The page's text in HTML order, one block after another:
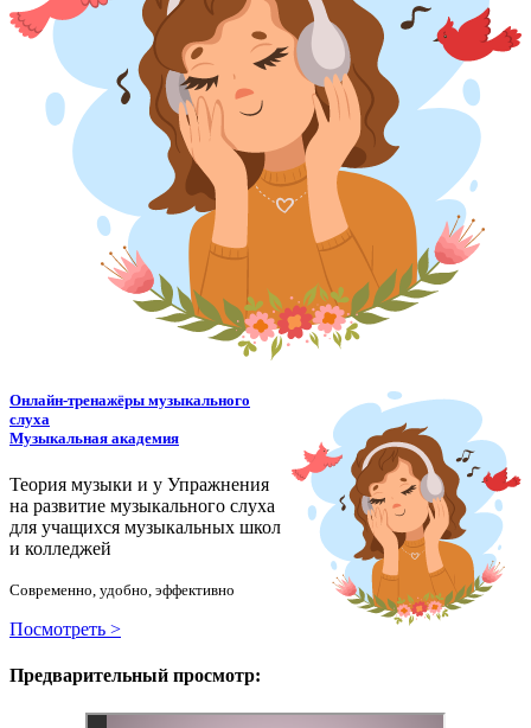
Онлайн-тренажёры музыкального
слуха
Музыкальная академия
Теория музыки и у Упражнения
на развитие музыкального слуха
для учащихся музыкальных школ
и колледжей
Современно, удобно, эффективно
Посмотреть >
Предварительный просмотр: